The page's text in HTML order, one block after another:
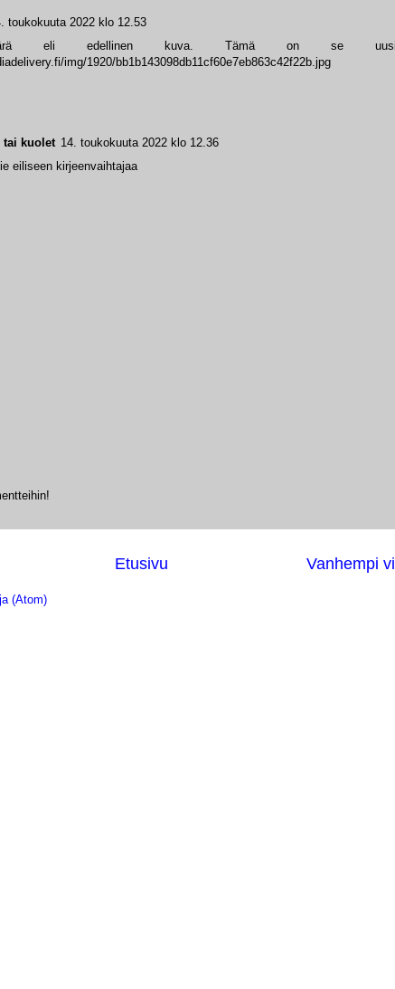
tai kuolet 14. toukokuuta 2022 klo 12.36
eiliseen kirjeenvaihtajaa
toukokuuta 2022 klo 12.53
eli edellinen kuva. Tämä on se
img/1920/bb1b143098db11cf60e7eb863c42f22b.jpg
Vanhempi
Etusivu
(Atom)